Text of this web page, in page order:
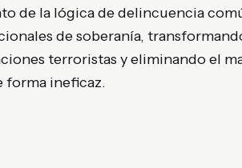
de la lógica de delincuencia
de soberanía,
terroristas y eliminando el
ineficaz.